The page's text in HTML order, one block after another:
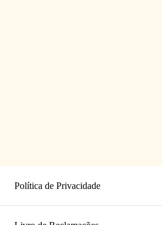
Política de Privacidade